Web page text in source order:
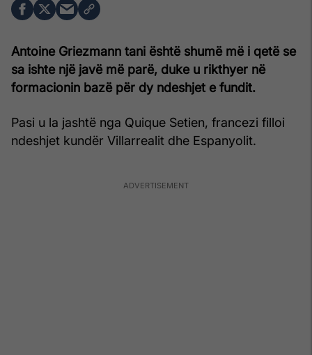
Antoine Griezmann tani është shumë më i qetë se
sa ishte një javë më parë, duke u rikthyer në
formacionin bazë për dy ndeshjet e fundit.
Pasi u la jashtë nga Quique Setien, francezi filloi
ndeshjet kundër Villarrealit dhe Espanyolit.